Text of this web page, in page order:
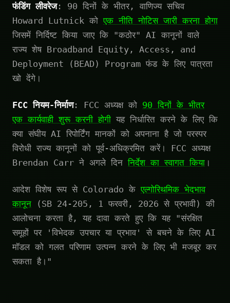
फंडिंग लीवरेज: 90 दिनों के भीतर, वाणिज्य सचिव
Howard Lutnick कोएक नीति नोटिस जारी करना होगा
जिसमें निर्दिष्ट किया जाए कि "कठोर" AI कानूनों वाले
राज्य शेष Broadband Equity, Access, and
Deployment (BEAD) Program फंड के लिए पात्रता
खो देंगे।
FCC नियम-निर्माण: FCC अध्यक्ष को 90 दिनों के भीतर
एक कार्यवाही शुरू करनी होगी यह निर्धारित करने के लिए कि
क्या संघीय AI रिपोर्टिंग मानकों को अपनाना है जो परस्पर
विरोधी राज्य कानूनों को पूर्व-अधिक्रमित करें। FCC अध्यक्ष
Brendan Carr ने अगले दिननिर्देश का स्वागत किया ।
आदेश विशेष रूप से Colorado केएल्गोरिथमिक भेदभाव
कानून (SB 24-205, 1 फरवरी, 2026 से प्रभावी) की
आलोचना करता है, यह दावा करते हुए कि यह "संरक्षित
समूहों पर 'विभेदक उपचार या प्रभाव' से बचने के लिए AI
मॉडल को गलत परिणाम उत्पन्न करने के लिए भी मजबूर कर
सकता है।"